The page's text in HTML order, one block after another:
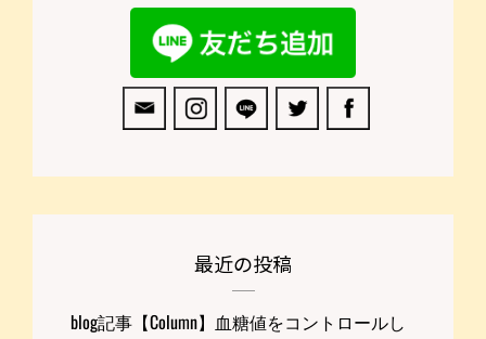
最近の投稿
blog記事【Column】血糖値をコントロールし